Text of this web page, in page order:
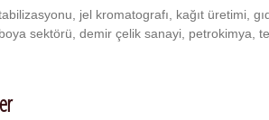
jel kromatografı, kağıt üretimi,
sektörü, demir çelik sanayi, petrokimya,